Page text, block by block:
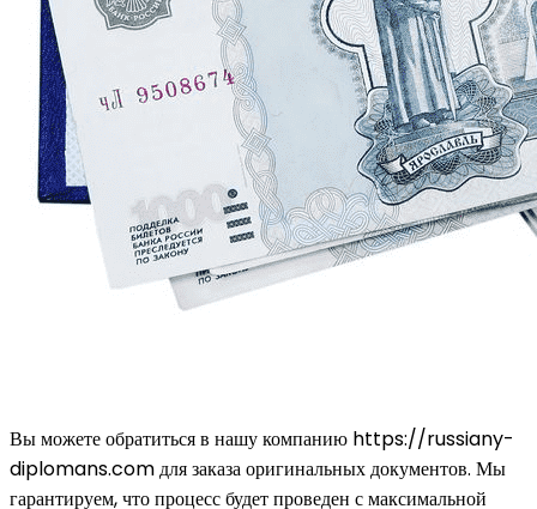
Вы можете обратиться в нашу компанию https://russiany-
diplomans.com для заказа оригинальных документов. Мы
гарантируем, что процесс будет проведен с максимальной